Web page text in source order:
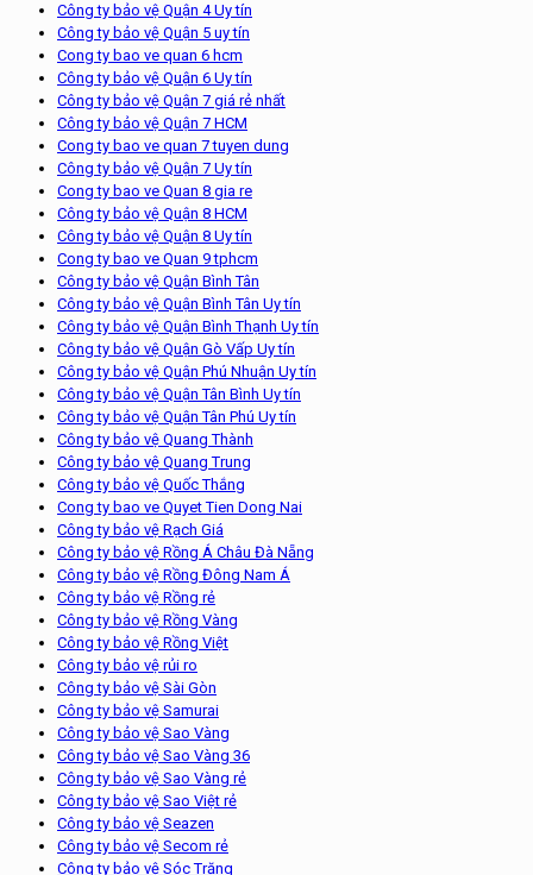
Công ty bảo vệ Quận 4 Uy tín
Công ty bảo vệ Quận 5 uy tín
Cong ty bao ve quan 6 hcm
Công ty bảo vệ Quận 6 Uy tín
Công ty bảo vệ Quận 7 giá rẻ nhất
Công ty bảo vệ Quận 7 HCM
Cong ty bao ve quan 7 tuyen dung
Công ty bảo vệ Quận 7 Uy tín
Cong ty bao ve Quan 8 gia re
Công ty bảo vệ Quận 8 HCM
Công ty bảo vệ Quận 8 Uy tín
Cong ty bao ve Quan 9 tphcm
Công ty bảo vệ Quận Bình Tân
Công ty bảo vệ Quận Bình Tân Uy tín
Công ty bảo vệ Quận Bình Thạnh Uy tín
Công ty bảo vệ Quận Gò Vấp Uy tín
Công ty bảo vệ Quận Phú Nhuận Uy tín
Công ty bảo vệ Quận Tân Bình Uy tín
Công ty bảo vệ Quận Tân Phú Uy tín
Công ty bảo vệ Quang Thành
Công ty bảo vệ Quang Trung
Công ty bảo vệ Quốc Thắng
Cong ty bao ve Quyet Tien Dong Nai
Công ty bảo vệ Rạch Giá
Công ty bảo vệ Rồng Á Châu Đà Nẵng
Công ty bảo vệ Rồng Đông Nam Á
Công ty bảo vệ Rồng rẻ
Công ty bảo vệ Rồng Vàng
Công ty bảo vệ Rồng Việt
Công ty bảo vệ rủi ro
Công ty bảo vệ Sài Gòn
Công ty bảo vệ Samurai
Công ty bảo vệ Sao Vàng
Công ty bảo vệ Sao Vàng 36
Công ty bảo vệ Sao Vàng rẻ
Công ty bảo vệ Sao Việt rẻ
Công ty bảo vệ Seazen
Công ty bảo vệ Secom rẻ
Công ty bảo vệ Sóc Trăng